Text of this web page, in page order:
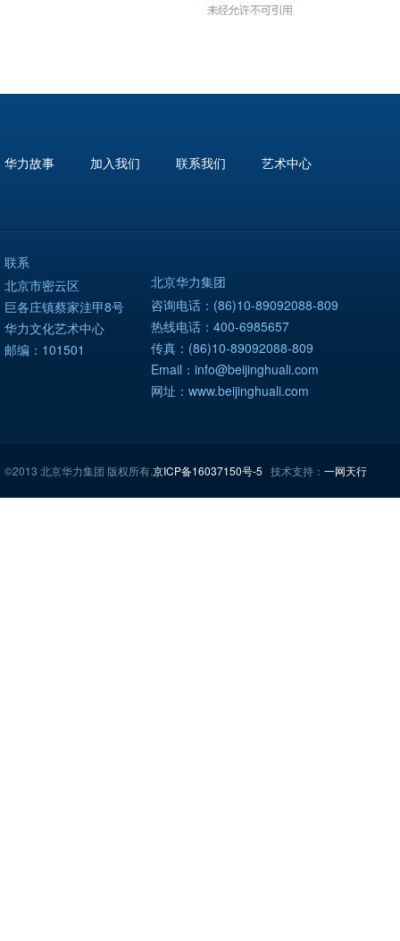
华力故事 加入我们 联系我们 艺术中心
联系
北京市密云区
巨各庄镇蔡家洼甲8号
华力文化艺术中心
邮编：101501
北京华力集团
咨询电话：(86)10-89092088-809
热线电话：400-6985657
传真：(86)10-89092088-809
Email：info@beijinghuali.com
网址：www.beijinghuali.com
©2013 北京华力集团 版权所有.京ICP备16037150号-5 技术支持： 一网天行